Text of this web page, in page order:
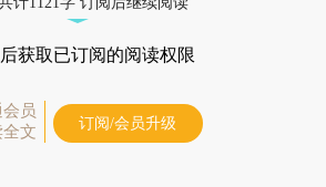
后获取已订阅的阅读权限
员
文
订阅/会员升级